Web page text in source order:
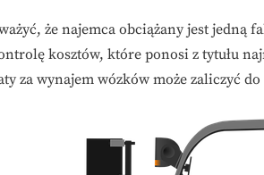
że najemca obciążany jest jedną
kosztów, które ponosi z tytułu
za wynajem wózków może zaliczyć